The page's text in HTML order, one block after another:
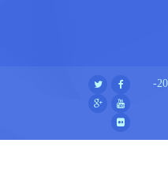
جميع الحقوق محفوظة © 2004-